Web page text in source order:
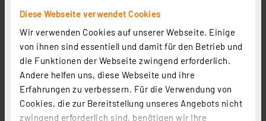
Diese Webseite verwendet Cookies
Wir verwenden Cookies auf unserer Webseite. Einige
von ihnen sind essentiell und damit für den Betrieb und
die Funktionen der Webseite zwingend erforderlich.
Andere helfen uns, diese Webseite und ihre
Erfahrungen zu verbessern. Für die Verwendung von
Cookies, die zur Bereitstellung unseres Angebots nicht
zwingend erforderlich sind, benötigen wir Ihre
EZVIZ WLAN-Überwachungskamera LC3 mit
integrierter LED-Leuchte, App, 2K-Auflösung, 700 lm,
IP65
Artikel-Nr. 252680
2 3 4 5 (3)